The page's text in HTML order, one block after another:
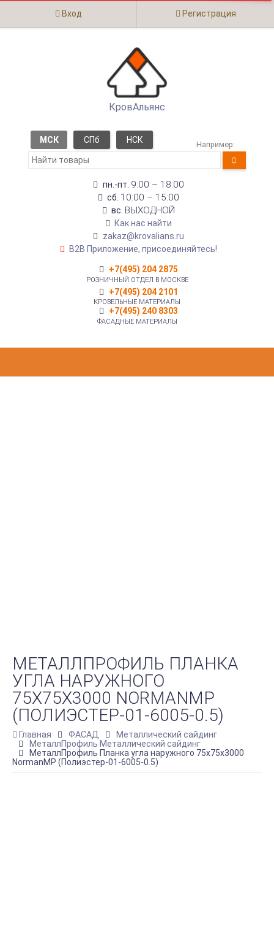
Вход Регистрация
КровАльянс
МСК СПб НСК Например:
пн.-пт. 9:00 – 18:00
сб. 10:00 – 15:00
вс. ВЫХОДНОЙ
Как нас найти
zakaz@krovalians.ru
B2B Приложение, присоединяйтесь!
+7(495) 204 2875
РОЗНИЧНЫЙ ОТДЕЛ В МОСКВЕ
+7(495) 204 2101
КРОВЕЛЬНЫЕ МАТЕРИАЛЫ
+7(495) 240 8303
ФАСАДНЫЕ МАТЕРИАЛЫ
МЕТАЛЛПРОФИЛЬ ПЛАНКА
УГЛА НАРУЖНОГО
75Х75Х3000 NORMANMP
(ПОЛИЭСТЕР-01-6005-0.5)
Главная ФАСАД
Металлический сайдинг
МеталлПрофиль Металлический сайдинг
МеталлПрофиль Планка угла наружного 75х75х3000
NormanMP (Полиэстер-01-6005-0.5)